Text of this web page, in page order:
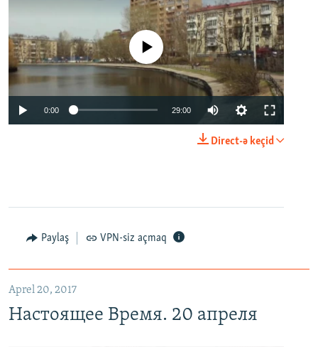
No media source currently available
0:00 29:00
Direct-ə keçid
Paylaş VPN-siz açmaq
Aprel 20, 2017
Настоящее Время. 20 апреля